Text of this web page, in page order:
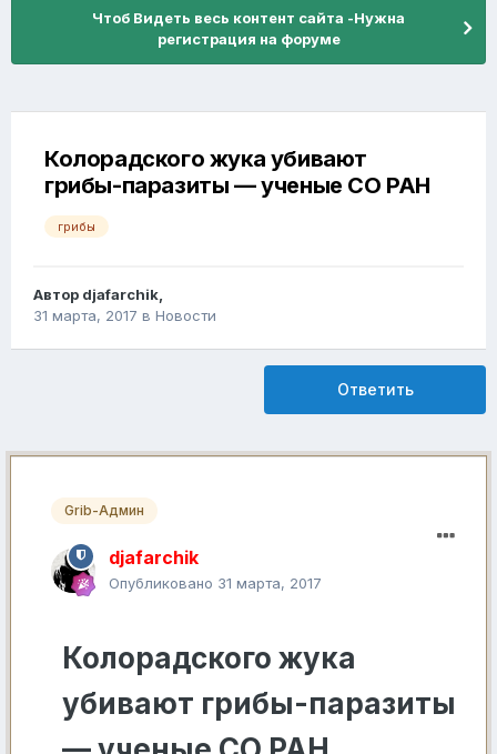
Чтоб Видеть весь контент сайта -Нужна
регистрация на форуме
Колорадского жука убивают
грибы-паразиты — ученые СО РАН
грибы
Автор djafarchik,
31 марта, 2017 в Новости
Ответить
Grib-Админ
djafarchik
Опубликовано 31 марта, 2017
Колорадского жука
убивают грибы-паразиты